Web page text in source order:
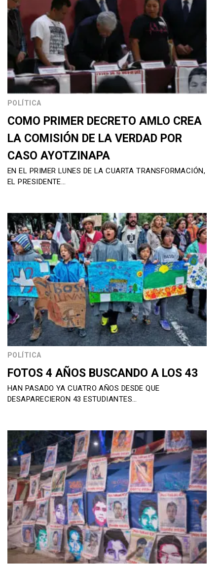
POLÍTICA
COMO PRIMER DECRETO AMLO CREA
LA COMISIÓN DE LA VERDAD POR
CASO AYOTZINAPA
EN EL PRIMER LUNES DE LA CUARTA TRANSFORMACIÓN,
EL PRESIDENTE…
POLÍTICA
FOTOS 4 AÑOS BUSCANDO A LOS 43
HAN PASADO YA CUATRO AÑOS DESDE QUE
DESAPARECIERON 43 ESTUDIANTES…